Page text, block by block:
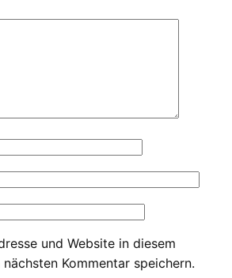
und Website in diesem
Kommentar speichern.